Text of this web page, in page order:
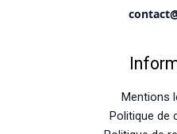
Mentions
Politique de